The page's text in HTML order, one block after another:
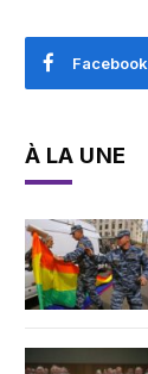
Facebook
À LA UNE